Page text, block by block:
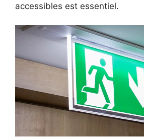
accessibles est essentiel.